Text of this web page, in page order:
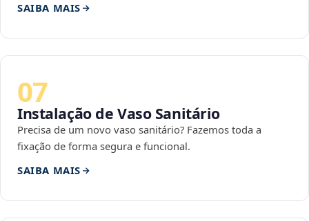
SAIBA MAIS
07
Instalação de Vaso Sanitário
Precisa de um novo vaso sanitário? Fazemos toda a
fixação de forma segura e funcional.
SAIBA MAIS